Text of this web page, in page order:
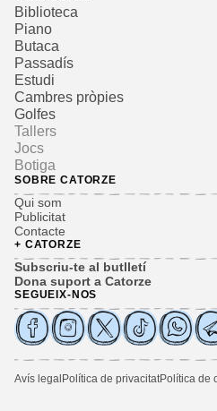
Biblioteca
Piano
Butaca
Passadís
Estudi
Cambres pròpies
Golfes
Tallers
Jocs
Botiga
SOBRE CATORZE
Qui som
Publicitat
Contacte
+ CATORZE
Subscriu-te al butlletí
Dona suport a Catorze
SEGUEIX-NOS
Avís legalPolítica de privacitatPolítica de